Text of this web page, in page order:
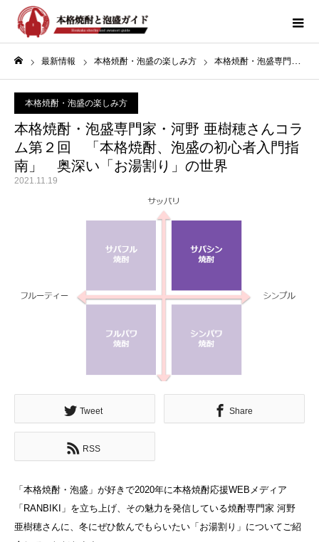
最新情報 本格焼酎・泡盛の楽しみ方 本格焼酎・泡盛専門家・河野 亜樹穂さんコラム第２回 「本格焼酎、泡盛の初心者入門指南」 奥深い「お湯割り」の世界
本格焼酎・泡盛の楽しみ方
本格焼酎・泡盛専門家・河野 亜樹穂さんコラ
ム第２回 「本格焼酎、泡盛の初心者入門指
南」 奥深い「お湯割り」の世界
2021.11.19
Tweet Share
RSS
「本格焼酎・泡盛」が好きで2020年に本格焼酎応援WEBメディア
「RANBIKI」を立ち上げ、その魅力を発信している焼酎専門家 河野
亜樹穂さんに、冬にぜひ飲んでもらいたい「お湯割り」についてご紹